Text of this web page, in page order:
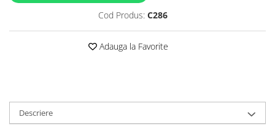
Cod Produs: C286
Adauga la Favorite
Descriere